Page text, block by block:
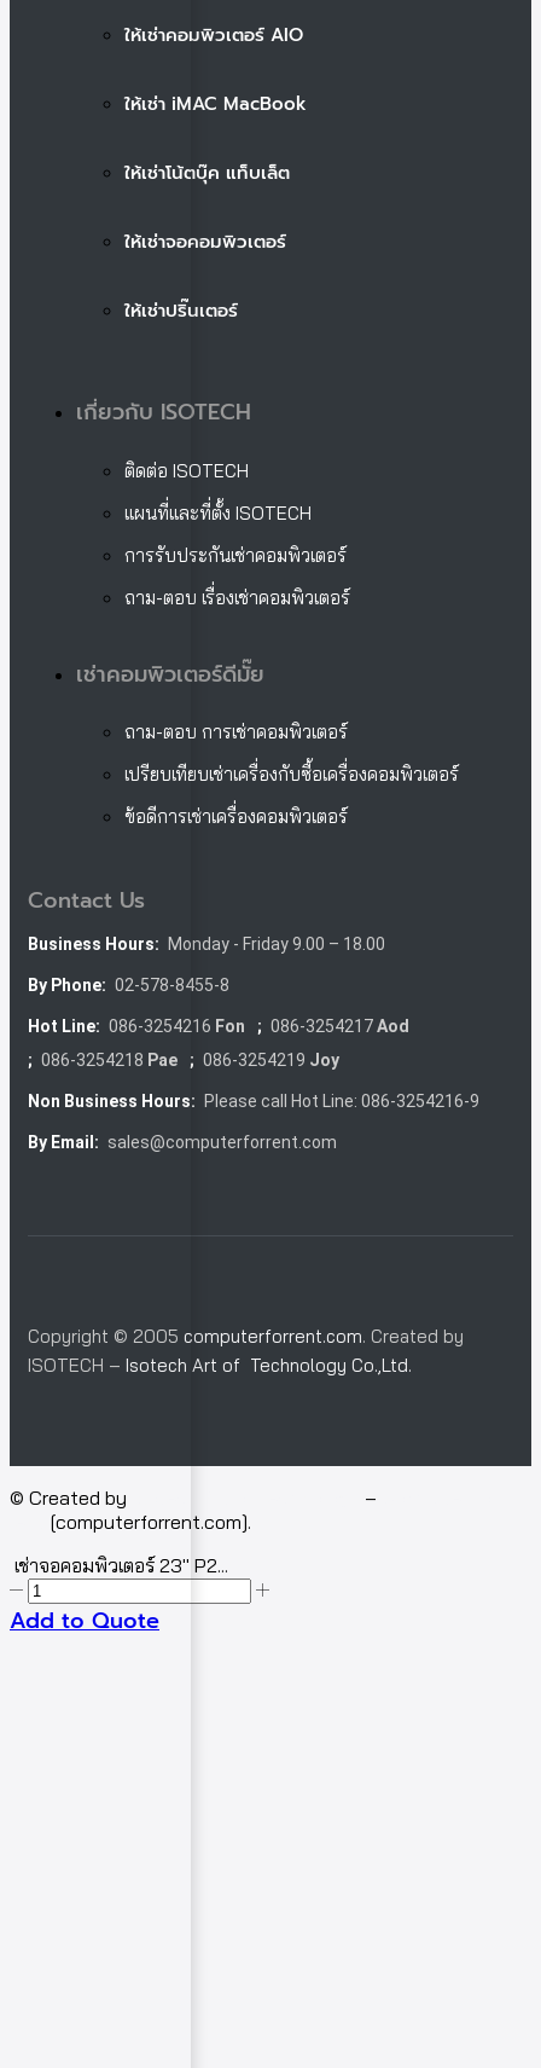
ให้เช่าคอมพิวเตอร์ AIO
ให้เช่า iMAC MacBook
ให้เช่าโน้ตบุ๊ค แท็บเล็ต
ให้เช่าจอคอมพิวเตอร์
ให้เช่าปริ๊นเตอร์
เกี่ยวกับ ISOTECH
ติดต่อ ISOTECH
แผนที่และที่ตั้ง ISOTECH
การรับประกันเช่าคอมพิวเตอร์
ถาม-ตอบ เรื่องเช่าคอมพิวเตอร์
เช่าคอมพิวเตอร์ดีมั๊ย
ถาม-ตอบ การเช่าคอมพิวเตอร์
เปรียบเทียบเช่าเครื่องกับซื้อเครื่องคอมพิวเตอร์
ข้อดีการเช่าเครื่องคอมพิวเตอร์
Contact Us
Business Hours: Monday - Friday 9.00 – 18.00
By Phone: 02-578-8455-8
Hot Line: 086-3254216 Fon ; 086-3254217Aod
; 086-3254218 Pae ; 086-3254219 Joy
Non Business Hours: Please call Hot Line: 086-3254216-9
By Email: sales@computerforrent.com
Copyright © 2005 computerforrent.com. Created by
ISOTECH – Isotech Art of Technology Co.,Ltd.
© Created by –
[computerforrent.com].
เช่าจอคอมพิวเตอร์ 23″ P2...
Add to Quote